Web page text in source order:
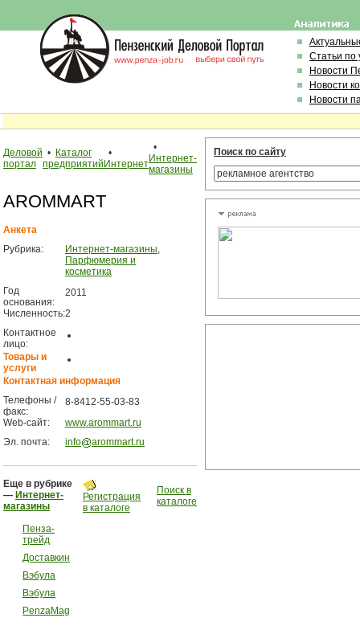
Статьи по
Новости
Новости
Новости
Деловой
портал
• Каталог
предприятий
•
Интернет
•
Интернет-
магазины
AROMMART
Анкета
Рубрика:
Интернет-магазины,
Парфюмерия и
косметика
Год
основания:
2011
Численность:2
Контактное
лицо:
Товары и
услуги
Контактная информация
Телефоны /
факс:
8-8412-55-03-83
Web-сайт:
www.arommart.ru
Эл. почта:
info arommart.ru
Еще в рубрике
— Интернет-
магазины
Пенза-
трейд
Доставкин
Вэбула
Вэбула
PenzaMag
Регистрация
в каталоге
Поиск в
каталоге
Поиск по сайту